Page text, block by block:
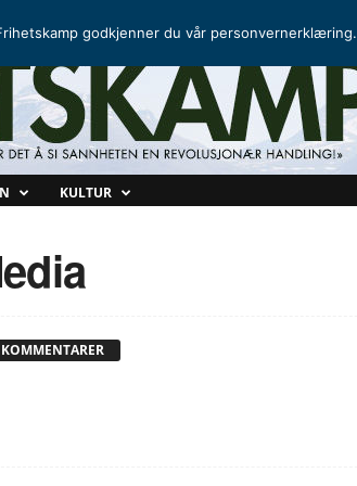
KULTUR
godkjenner du vår personvernerklæring.